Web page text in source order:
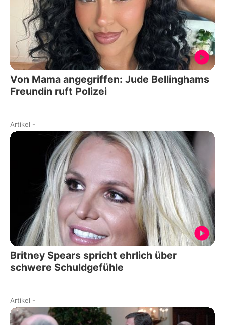
Von Mama angegriffen: Jude Bellinghams
Freundin ruft Polizei
Artikel -
Britney Spears spricht ehrlich über
schwere Schuldgefühle
Artikel -